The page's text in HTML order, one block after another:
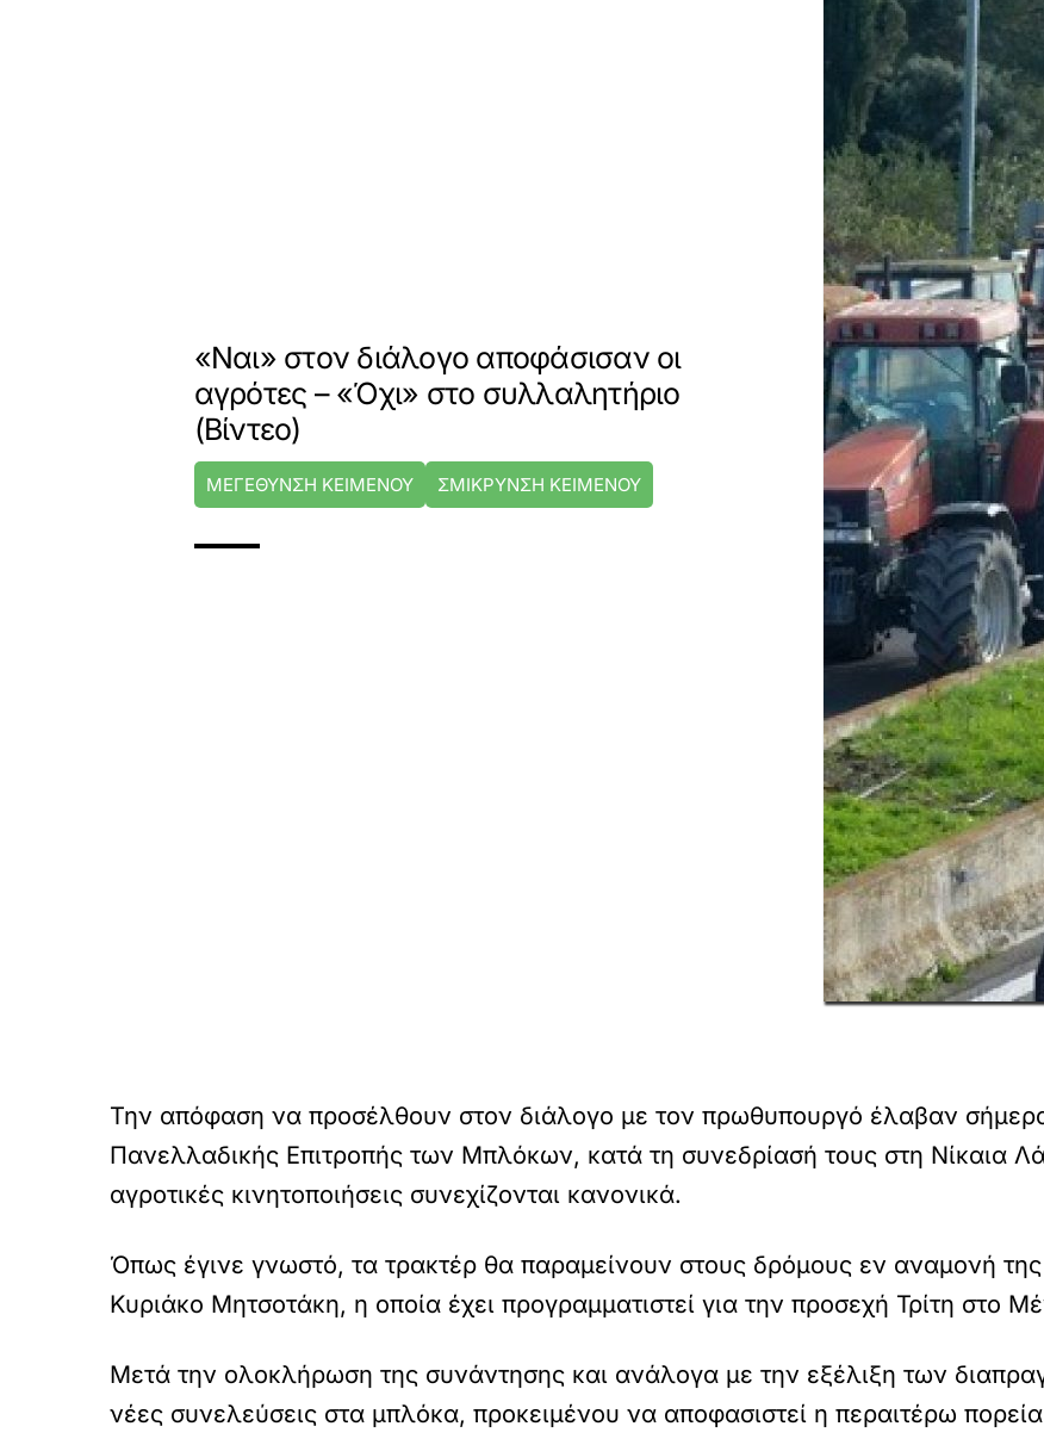
«Ναι» στον διάλογο αποφάσισαν οι
αγρότες – «Όχι» στο συλλαλητήριο
(Βίντεο)
ΜΕΓΕΘΥΝΣΗ ΚΕΙΜΕΝΟΥ ΣΜΙΚΡΥΝΣΗ ΚΕΙΜΕΝΟΥ
Την απόφαση να προσέλθουν στον διάλογο με τον πρωθυπουργό έλαβαν
Πανελλαδικής Επιτροπής των Μπλόκων, κατά τη συνεδρίασή τους στη Νίκαια
αγροτικές κινητοποιήσεις συνεχίζονται κανονικά.
Όπως έγινε γνωστό, τα τρακτέρ θα παραμείνουν στους δρόμους εν αναμονή
Κυριάκο Μητσοτάκη, η οποία έχει προγραμματιστεί για την προσεχή Τρίτη στο
Μετά την ολοκλήρωση της συνάντησης και ανάλογα με την εξέλιξη των
νέες συνελεύσεις στα μπλόκα, προκειμένου να αποφασιστεί η περαιτέρω